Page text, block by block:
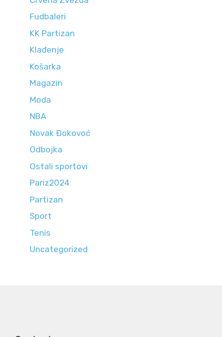
Fudbaleri
KK Partizan
Klađenje
Košarka
Magazin
Moda
NBA
Novak Đokovoć
Odbojka
Ostali sportovi
Pariz2024
Partizan
Sport
Tenis
Uncategorized